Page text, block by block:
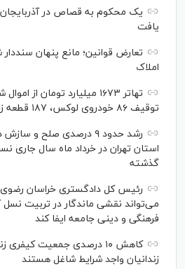
یک محکوم به قصاص در آذربایجان‌
یافت
تعارض قوانین؛ مانع پنهان
املاک
تهاتر ۱۶۷۳ میلیارد تومان
توقیف ۸۶ خودروی لوکس، ۱۸۷ قطعه زمین و ۸۶ واحد آپارتمان
رشد حدود ۹ درصدی صلح و
استان تهران در خرداد ماه سال
گذشته
رئیس کل دادگستری خراسان رضوی:
می‌تواند نقشی ماندگار در تربیت نسل
فرهنگی و دینی جامعه ایفا کند
زندانیان واجد شرایط شاغل هستند